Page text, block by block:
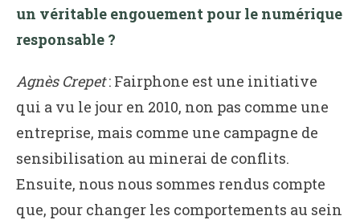
un véritable engouement pour le numérique
responsable ?
Agnès Crepet: Fairphone est une initiative
qui a vu le jour en 2010, non pas comme une
entreprise, mais comme une campagne de
sensibilisation au minerai de conflits.
Ensuite, nous nous sommes rendus compte
que, pour changer les comportements au sein